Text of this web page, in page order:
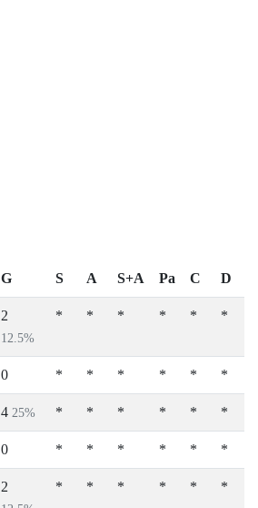
G S A S+A Pa C D
2
12.5%
* * * * * *
0 * * * * * *
4 25% * * * * * *
0 * * * * * *
2 * * * * * *